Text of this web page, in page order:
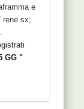
e
rene sx;
GG "